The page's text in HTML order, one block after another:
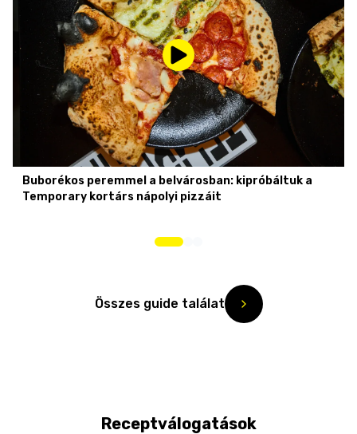
Buborékos peremmel a belvárosban: kipróbáltuk a
Temporary kortárs nápolyi pizzáit
Összes guide találat
Receptválogatások